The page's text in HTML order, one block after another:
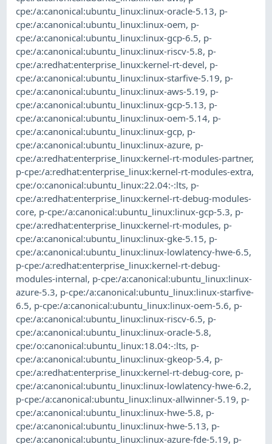
cpe:/a:canonical:ubuntu_linux:linux-oracle-5.13, p-
cpe:/a:canonical:ubuntu_linux:linux-oem, p-
cpe:/a:canonical:ubuntu_linux:linux-gcp-6.5, p-
cpe:/a:canonical:ubuntu_linux:linux-riscv-5.8, p-
cpe:/a:redhat:enterprise_linux:kernel-rt-devel, p-
cpe:/a:canonical:ubuntu_linux:linux-starfive-5.19, p-
cpe:/a:canonical:ubuntu_linux:linux-aws-5.19, p-
cpe:/a:canonical:ubuntu_linux:linux-gcp-5.13, p-
cpe:/a:canonical:ubuntu_linux:linux-oem-5.14, p-
cpe:/a:canonical:ubuntu_linux:linux-gcp, p-
cpe:/a:canonical:ubuntu_linux:linux-azure, p-
cpe:/a:redhat:enterprise_linux:kernel-rt-modules-partner,
p-cpe:/a:redhat:enterprise_linux:kernel-rt-modules-extra,
cpe:/o:canonical:ubuntu_linux:22.04:-:lts, p-
cpe:/a:redhat:enterprise_linux:kernel-rt-debug-modules-
core, p-cpe:/a:canonical:ubuntu_linux:linux-gcp-5.3, p-
cpe:/a:redhat:enterprise_linux:kernel-rt-modules, p-
cpe:/a:canonical:ubuntu_linux:linux-gke-5.15, p-
cpe:/a:canonical:ubuntu_linux:linux-lowlatency-hwe-6.5,
p-cpe:/a:redhat:enterprise_linux:kernel-rt-debug-
modules-internal, p-cpe:/a:canonical:ubuntu_linux:linux-
azure-5.3, p-cpe:/a:canonical:ubuntu_linux:linux-starfive-
6.5, p-cpe:/a:canonical:ubuntu_linux:linux-oem-5.6, p-
cpe:/a:canonical:ubuntu_linux:linux-riscv-6.5, p-
cpe:/a:canonical:ubuntu_linux:linux-oracle-5.8,
cpe:/o:canonical:ubuntu_linux:18.04:-:lts, p-
cpe:/a:canonical:ubuntu_linux:linux-gkeop-5.4, p-
cpe:/a:redhat:enterprise_linux:kernel-rt-debug-core, p-
cpe:/a:canonical:ubuntu_linux:linux-lowlatency-hwe-6.2,
p-cpe:/a:canonical:ubuntu_linux:linux-allwinner-5.19, p-
cpe:/a:canonical:ubuntu_linux:linux-hwe-5.8, p-
cpe:/a:canonical:ubuntu_linux:linux-hwe-5.13, p-
cpe:/a:canonical:ubuntu_linux:linux-azure-fde-5.19, p-